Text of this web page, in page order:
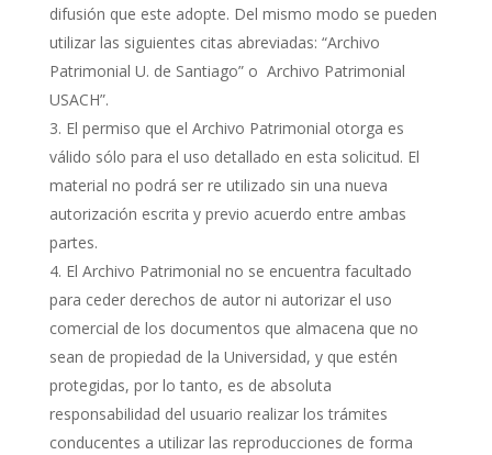
difusión que este adopte. Del mismo modo se pueden
utilizar las siguientes citas abreviadas: “Archivo
Patrimonial U. de Santiago” o Archivo Patrimonial
USACH”.
El permiso que el Archivo Patrimonial otorga es
válido sólo para el uso detallado en esta solicitud. El
material no podrá ser re utilizado sin una nueva
autorización escrita y previo acuerdo entre ambas
partes.
El Archivo Patrimonial no se encuentra facultado
para ceder derechos de autor ni autorizar el uso
comercial de los documentos que almacena que no
sean de propiedad de la Universidad, y que estén
protegidas, por lo tanto, es de absoluta
responsabilidad del usuario realizar los trámites
conducentes a utilizar las reproducciones de forma